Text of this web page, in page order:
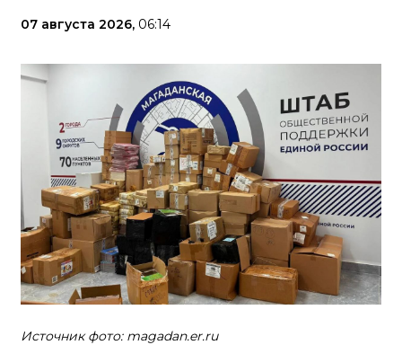
07 августа 2026, 06:14
Источник фото: magadan.er.ru